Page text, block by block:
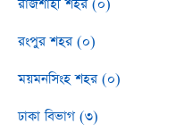
রাজশাহী শহর (০)
রংপুর শহর (০)
ময়মনসিংহ শহর (০)
ঢাকা বিভাগ (৩)